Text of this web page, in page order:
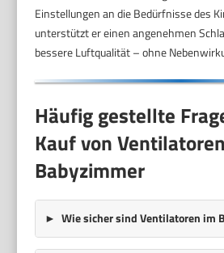
Einstellungen an die Bedürfnisse des
unterstützt er einen angenehmen
bessere Luftqualität – ohne
Häufig gestellte
Kauf von
Babyzimmer
Wie sicher sind Ventilatoren im